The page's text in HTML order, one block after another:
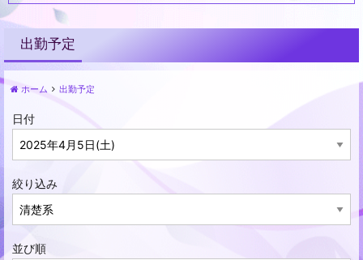
出勤予定
ホーム 出勤予定
日付
絞り込み
並び順
i